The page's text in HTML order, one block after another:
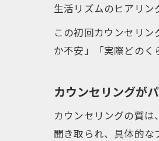
生活リズムのヒアリン
この初回カウンセリ
か不安」「実際どの
カウンセリングが
カウンセリングの質
聞き取られ、具体的